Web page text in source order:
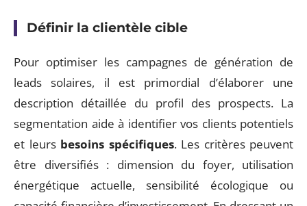
Définir la clientèle cible
Pour optimiser les campagnes de génération de
leads solaires, il est primordial d’élaborer une
description détaillée du profil des prospects. La
segmentation aide à identifier vos clients potentiels
et leurs besoins spécifiques. Les critères peuvent
être diversifiés : dimension du foyer, utilisation
énergétique actuelle, sensibilité écologique ou